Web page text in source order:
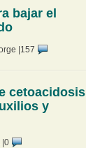
bajar el
| 157
cetoacidosis
y
0